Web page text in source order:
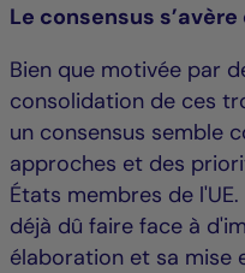
Le consensus
Bien que motivée par
consolidation de ces
un consensus semble
approches et des
États membres de l'UE.
déjà dû faire face à
élaboration et sa mise